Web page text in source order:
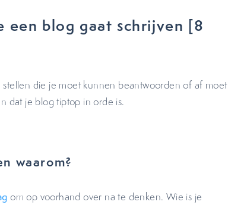
een blog gaat schrijven [8
stellen die je moet kunnen beantwoorden of af moet
dat je blog tiptop in orde is.
waarom?
om op voorhand over na te denken. Wie is je